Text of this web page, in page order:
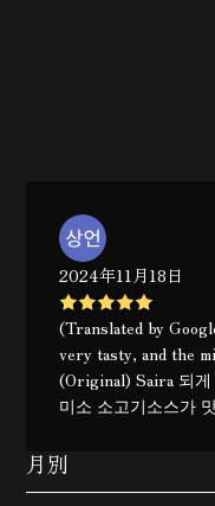
2024年11月18日
(Translated by
very tasty, and the
(Original) Saira 되
미소 소고기소스가
月別